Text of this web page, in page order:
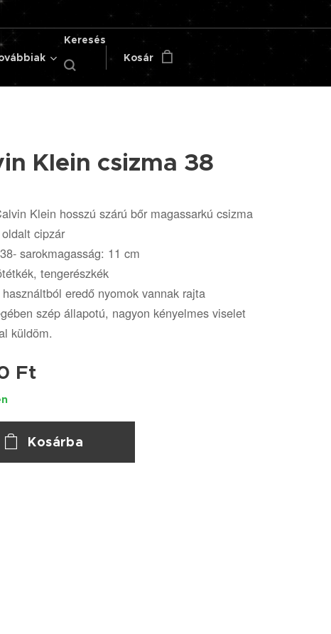
Keresés
Kosár
Klein csizma 38
Klein hosszú szárú bőr magassarkú csizma
cipzár
sarokmagasság: 11 cm
tengerészkék
eredő nyomok vannak rajta
szép állapotú, nagyon kényelmes viselet
küldöm.
Ft
Kosárba